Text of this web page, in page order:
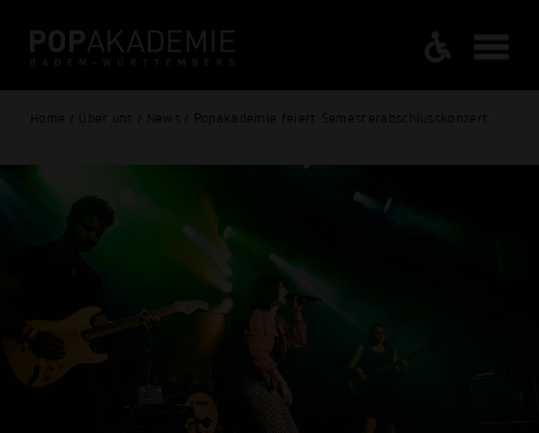
Home / Über uns / News / Popakademie feiert Semesterabschluss­konzert